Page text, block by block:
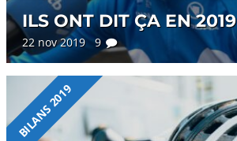
ILS ONT DIT ÇA EN 2019
22 nov 2019 9
BILANS 2019